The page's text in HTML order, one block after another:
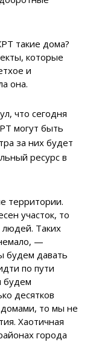
такие дома?
которые
и
она.
что сегодня
могут быть
за них будет
ресурс в
территории.
участок, то
людей. Таких
—
будем давать
по пути
будем
десятков
то мы не
Хаотичная
города